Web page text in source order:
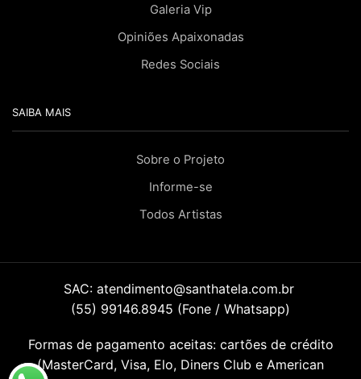
Galeria Vip
Opiniões Apaixonadas
Redes Sociais
SAIBA MAIS
Sobre o Projeto
Informe-se
Todos Artistas
SAC: atendimento@santhatela.com.br
(55) 99146.8945 (Fone / Whatsapp)
Formas de pagamento aceitas: cartões de crédito
(MasterCard, Visa, Elo, Diners Club e American